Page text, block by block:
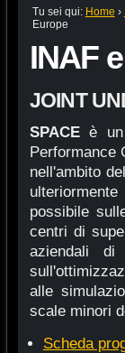
Tu sei qui: Home ›
Europe
INAF
JOINT
SPACEè un
Performance
nell'ambito
possibile
centri di
aziendali
alle
scale minori
Scheda